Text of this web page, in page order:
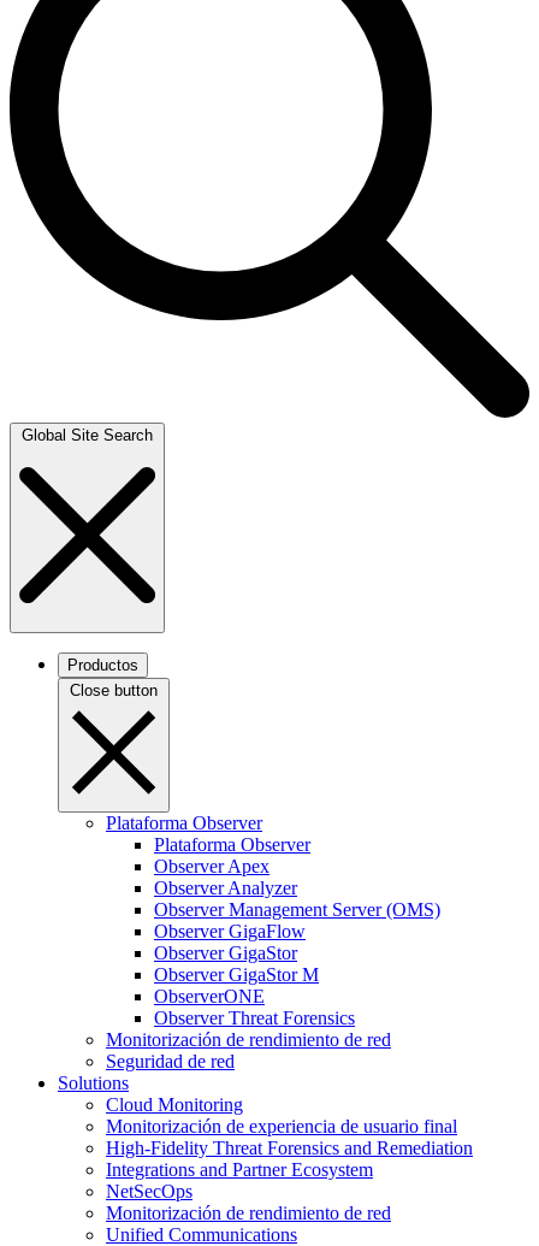
Global Site Search
Productos
Close button
Plataforma Observer
Plataforma Observer
Observer Apex
Observer Analyzer
Observer Management Server (OMS)
Observer GigaFlow
Observer GigaStor
Observer GigaStor M
ObserverONE
Observer Threat Forensics
Monitorización de rendimiento de red
Seguridad de red
Solutions
Cloud Monitoring
Monitorización de experiencia de usuario final
High-Fidelity Threat Forensics and Remediation
Integrations and Partner Ecosystem
NetSecOps
Monitorización de rendimiento de red
Unified Communications